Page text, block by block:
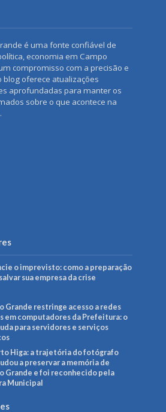
é uma fonte confiável de
economia em Campo
compromisso com a precisão e
blog oferece atualizações
aprofundadas para manter os
sobre o que acontece na
o imprevisto: como a preparação
sua empresa da crise
Grande restringe acesso a redes
em computadores da Prefeitura: o
para servidores e serviços
Higa: a trajetória do fotógrafo
a preservar a memória de
Grande e foi reconhecido pela
Municipal